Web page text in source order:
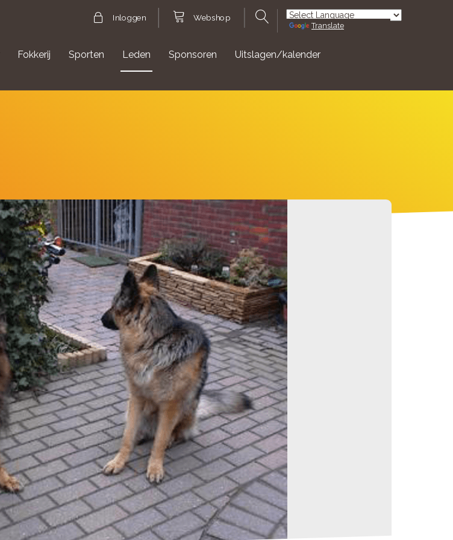
Inloggen Webshop
Powered by
Translate
Fokkerij Sporten Leden Sponsoren Uitslagen/kalender